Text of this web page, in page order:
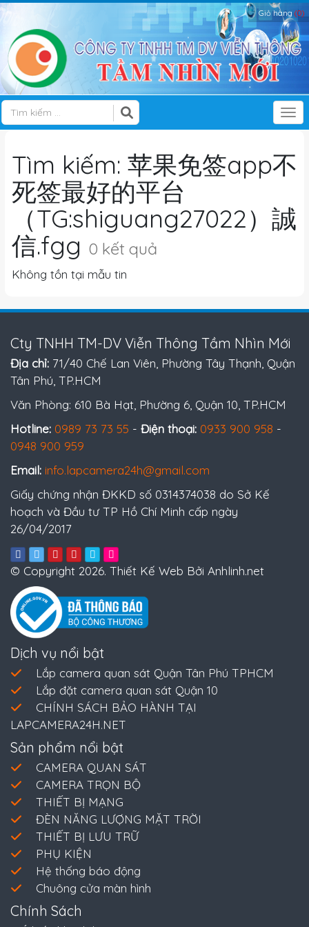
Giỏ hàng (0)
Tìm kiếm: 苹果免签app不
死签最好的平台
（TG:shiguang27022）誠
信.fgg 0 kết quả
Không tồn tại mẫu tin
Cty TNHH TM-DV Viễn Thông Tầm Nhìn Mới
Địa chỉ: 71/40 Chế Lan Viên, Phường Tây Thạnh, Quận
Tân Phú, TP.HCM
Văn Phòng: 610 Bà Hạt, Phường 6, Quận 10, TP.HCM
Hotline: 0989 73 73 55 - Điện thoại: 0933 900 958 -
0948 900 959
Email: info.lapcamera24h@gmail.com
Giấy chứng nhận ĐKKD số 0314374038 do Sở Kế
hoạch và Đầu tư TP Hồ Chí Minh cấp ngày
26/04/2017
© Copyright 2026. Thiết Kế Web Bởi Anhlinh.net
Dịch vụ nổi bật
Lắp camera quan sát Quận Tân Phú TPHCM
Lắp đặt camera quan sát Quận 10
CHÍNH SÁCH BẢO HÀNH TẠI
LAPCAMERA24H.NET
Sản phẩm nổi bật
CAMERA QUAN SÁT
CAMERA TRỌN BỘ
THIẾT BỊ MẠNG
ĐÈN NĂNG LƯỢNG MẶT TRỜI
THIẾT BỊ LƯU TRỮ
PHỤ KIỆN
Hệ thống báo động
Chuông cửa màn hình
Chính Sách